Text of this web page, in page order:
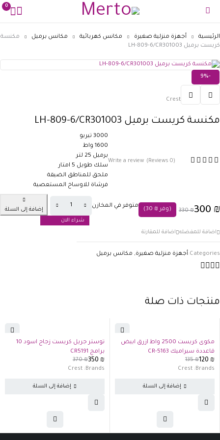
0
الرئيسية أجهزة منزلية صغيرة مكانس كهربائية مكانس برميل
مكنسة
كريست برميل LH-809-6/CR301003
-9%
Crest
مكنسة كريست برميل LH-809-6/CR301003
(0 Reviews)
Write a review
3000 تيربو
1600 واط
برميل 25 لتر
سلك طويل 5 امتار
ملحق للمناطق الضيقة
فرشاة للاوساخ المستعصية
330₪300 ₪ (وفر 30 ₪
)
متوفر في المخازن
إضافة إلى السلة
شراء الان
Categories: أجهزة منزلية صغيرة, مكانس برميل
منتجات ذات صلة
مكوى كريست 2500 واط ازرق ابيض
قاعددة سيراميك CR-5163
135₪120 ₪
Brands:
Crest
إضافة إلى السلة
توستر جريل كريست زجاج اسود 10
برامج CR5191
370₪350 ₪
Brands:
Crest
إضافة إلى السلة